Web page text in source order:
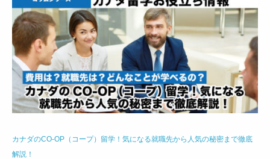
カナダのCO-OP（コープ）留学！気になる就職先から人気の秘密まで徹底
解説！